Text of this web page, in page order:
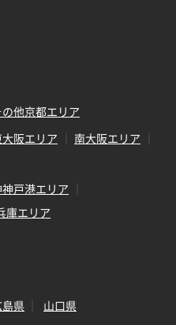
の他京都エリア
大阪エリア
南大阪エリア
戸港エリア
庫エリア
島県 山口県